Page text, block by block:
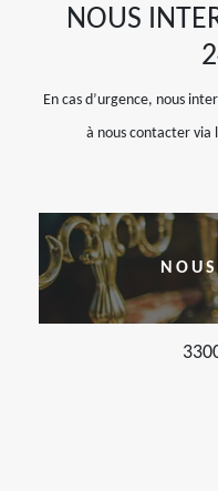
NOUS
En cas d’urgence, nous
à nous contacter via